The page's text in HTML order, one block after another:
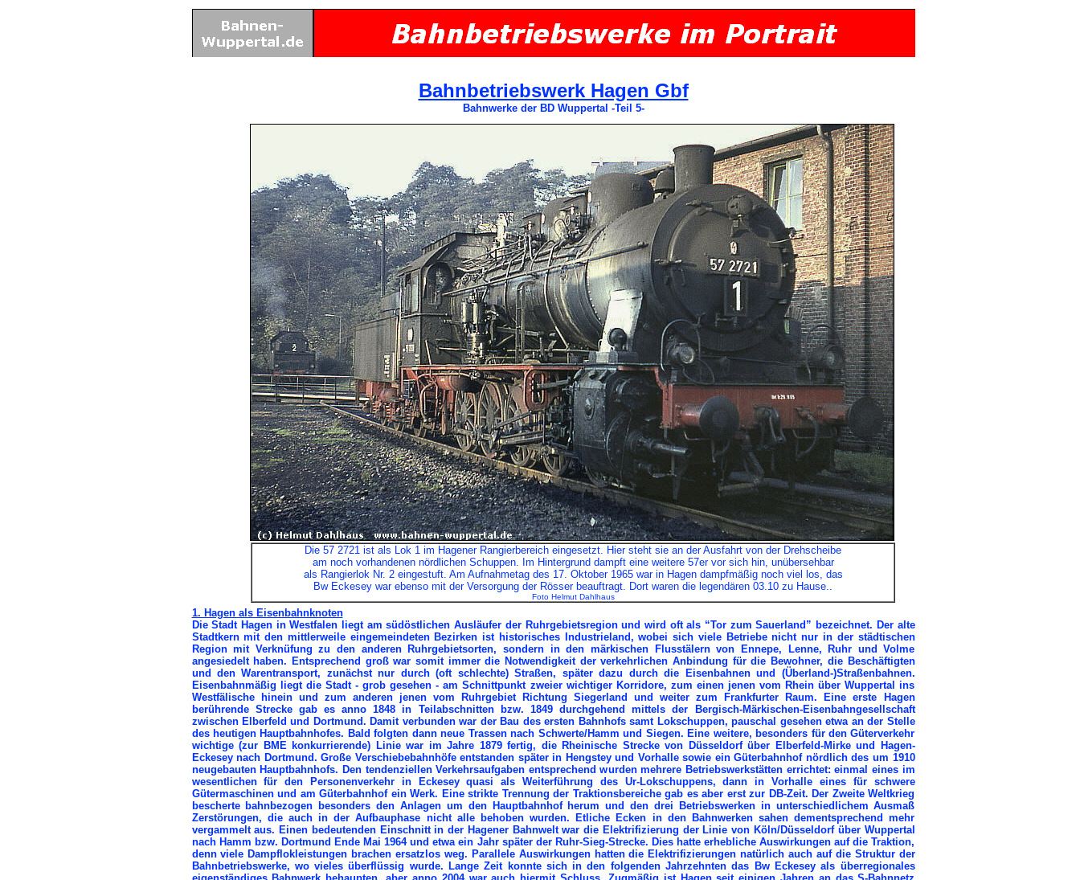
Bahnbetriebswerk Hagen Gbf
Bahnwerke der BD Wuppertal -Teil 5-
Die 57 2721 ist als Lok 1 im Hagener Rangierbereich eingesetzt. Hier steht sie an der Ausfahrt von der Drehscheibe
am noch vorhandenen nördlichen Schuppen. Im Hintergrund dampft eine weitere 57er vor sich hin, unübersehbar
als Rangierlok Nr. 2 eingestuft. Am Aufnahmetag des 17. Oktober 1965 war in Hagen dampfmäßig noch viel los, das
Bw Eckesey war ebenso mit der Versorgung der Rösser beauftragt. Dort waren die legendären 03.10 zu Hause..
Foto Helmut Dahlhaus
1. Hagen als Eisenbahnknoten
Die Stadt Hagen in Westfalen liegt am südöstlichen Ausläufer der Ruhrgebietsregion und wird oft als “Tor zum Sauerland” bezeichnet. Der alte
Stadtkern mit den mittlerweile eingemeindeten Bezirken ist historisches Industrieland, wobei sich viele Betriebe nicht nur in der städtischen
Region mit Verknüfung zu den anderen Ruhrgebietsorten, sondern in den märkischen Flusstälern von Ennepe, Lenne, Ruhr und Volme
angesiedelt haben. Entsprechend groß war somit immer die Notwendigkeit der verkehrlichen Anbindung für die Bewohner, die Beschäftigten
und den Warentransport, zunächst nur durch (oft schlechte) Straßen, später dazu durch die Eisenbahnen und (Überland-)Straßenbahnen.
Eisenbahnmäßig liegt die Stadt - grob gesehen - am Schnittpunkt zweier wichtiger Korridore, zum einen jenen vom Rhein über Wuppertal ins
Westfälische hinein und zum anderen jenen vom Ruhrgebiet Richtung Siegerland und weiter zum Frankfurter Raum. Eine erste Hagen
berührende Strecke gab es anno 1848 in Teilabschnitten bzw. 1849 durchgehend mittels der Bergisch-Märkischen-Eisenbahngesellschaft
zwischen Elberfeld und Dortmund. Damit verbunden war der Bau des ersten Bahnhofs samt Lokschuppen, pauschal gesehen etwa an der Stelle
des heutigen Hauptbahnhofes. Bald folgten dann neue Trassen nach Schwerte/Hamm und Siegen. Eine weitere, besonders für den Güterverkehr
wichtige (zur BME konkurrierende) Linie war im Jahre 1879 fertig, die Rheinische Strecke von Düsseldorf über Elberfeld-Mirke und Hagen-
Eckesey nach Dortmund. Große Verschiebebahnhöfe entstanden später in Hengstey und Vorhalle sowie ein Güterbahnhof nördlich des um 1910
neugebauten Hauptbahnhofs. Den tendenziellen Verkehrsaufgaben entsprechend wurden mehrere Betriebswerkstätten errichtet: einmal eines im
wesentlichen für den Personenverkehr in Eckesey quasi als Weiterführung des Ur-Lokschuppens, dann in Vorhalle eines für schwere
Gütermaschinen und am Güterbahnhof ein Werk. Eine strikte Trennung der Traktionsbereiche gab es aber erst zur DB-Zeit. Der Zweite Weltkrieg
bescherte bahnbezogen besonders den Anlagen um den Hauptbahnhof herum und den drei Betriebswerken in unterschiedlichem Ausmaß
Zerstörungen, die auch in der Aufbauphase nicht alle behoben wurden. Etliche Ecken in den Bahnwerken sahen dementsprechend mehr
vergammelt aus. Einen bedeutenden Einschnitt in der Hagener Bahnwelt war die Elektrifizierung der Linie von Köln/Düsseldorf über Wuppertal
nach Hamm bzw. Dortmund Ende Mai 1964 und etwa ein Jahr später der Ruhr-Sieg-Strecke. Dies hatte erhebliche Auswirkungen auf die Traktion,
denn viele Dampflokleistungen brachen ersatzlos weg. Parallele Auswirkungen hatten die Elektrifizierungen natürlich auch auf die Struktur der
Bahnbetriebswerke, wo vieles überflüssig wurde. Lange Zeit konnte sich in den folgenden Jahrzehnten das Bw Eckesey als überregionales